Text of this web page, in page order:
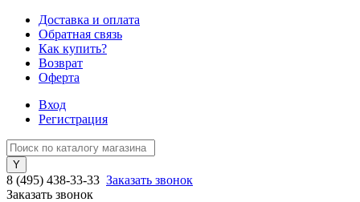
Доставка и оплата
Обратная связь
Как купить?
Возврат
Оферта
Вход
Регистрация
8 (495) 438-33-33 Заказать звонок
Заказать звонок